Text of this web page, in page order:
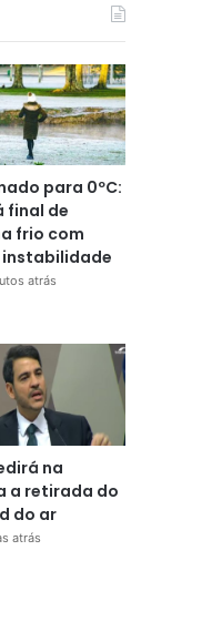
para 0ºC:
final de
frio com
atrás
na
a retirada do
do ar
atrás